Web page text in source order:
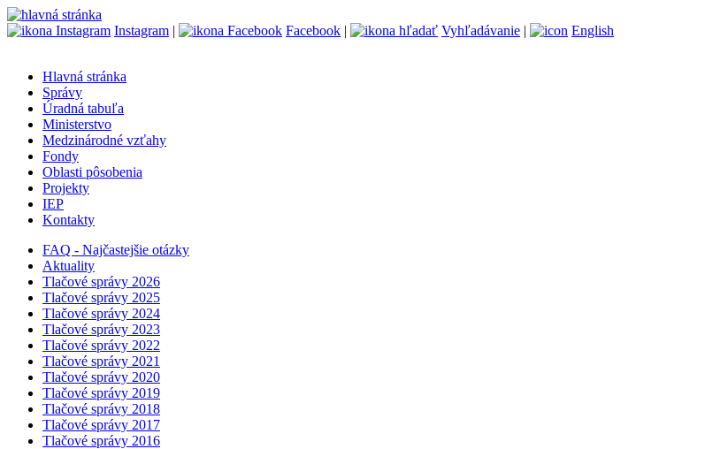
Instagram | Facebook | Vyhľadávanie | English
Hlavná stránka
Správy
Úradná tabuľa
Ministerstvo
Medzinárodné vzťahy
Fondy
Oblasti pôsobenia
Projekty
IEP
Kontakty
FAQ - Najčastejšie otázky
Aktuality
Tlačové správy 2026
Tlačové správy 2025
Tlačové správy 2024
Tlačové správy 2023
Tlačové správy 2022
Tlačové správy 2021
Tlačové správy 2020
Tlačové správy 2019
Tlačové správy 2018
Tlačové správy 2017
Tlačové správy 2016